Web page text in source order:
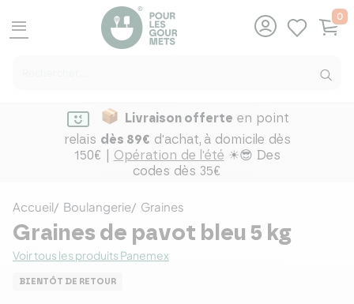
menu
0
Livraison offerte en point
relais dès 89€ d'achat, à domicile dès
150€ | Opération de l'été ☀😎 Des
codes dès 35€
Accueil Boulangerie Graines
Graines de pavot bleu 5 kg
Voir tous les produits Panemex
BIENTÔT DE RETOUR